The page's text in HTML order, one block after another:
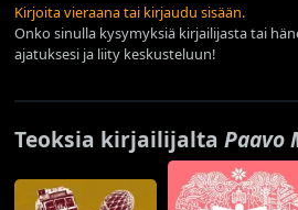
Kirjoita vieraana tai kirjaudu sisään.
Onko sinulla kysymyksiä kirjailijasta tai
ajatuksesi ja liity keskusteluun!
Teoksia kirjailijaltaPaavo